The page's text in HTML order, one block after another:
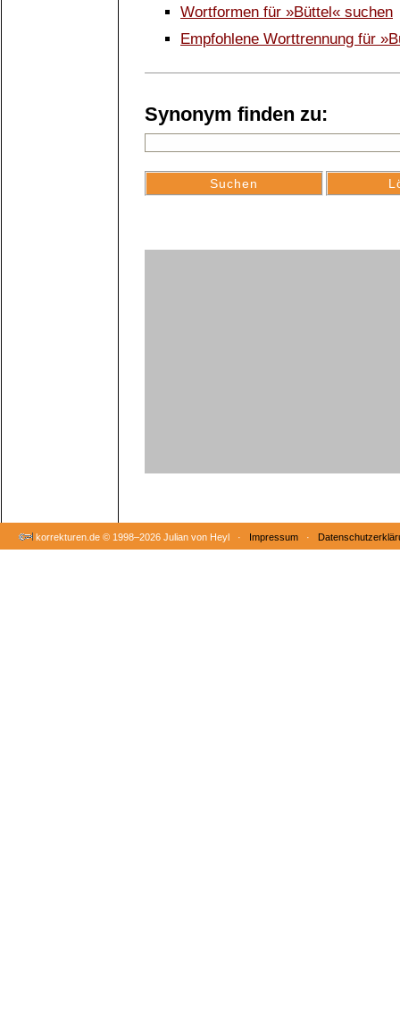
Wortformen für »Büttel« suchen
Empfohlene Worttrennung für
Synonym finden zu:
korrekturen.de © 1998–2026 Julian von Heyl · Impressum ·